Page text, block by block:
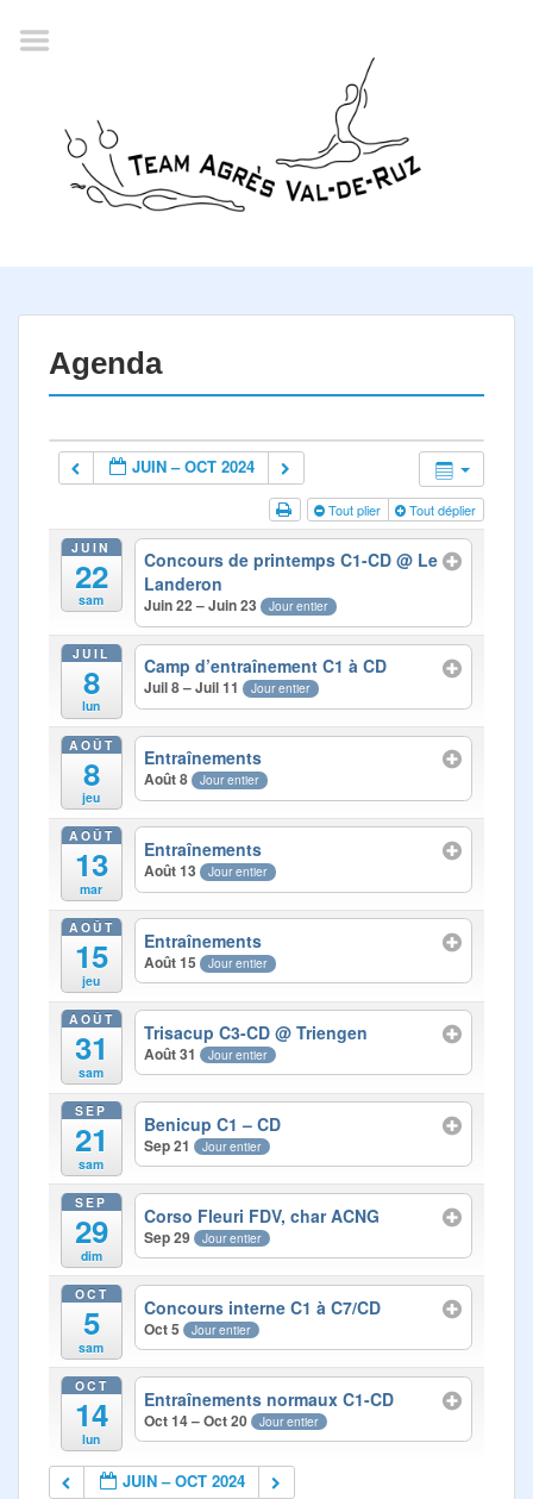
Agenda
JUIN – OCT 2024
Tout plier Tout déplier
JUIN
22
sam
Concours de printemps C1-CD@ Le
Landeron
Juin 22 – Juin 23 Jour entier
JUIL
8
lun
Camp d’entraînement C1 à CD
Juil 8 – Juil 11 Jour entier
AOÛT
8
jeu
Entraînements
Août 8 Jour entier
AOÛT
13
mar
Entraînements
Août 13 Jour entier
AOÛT
15
jeu
Entraînements
Août 15 Jour entier
AOÛT
31
sam
Trisacup C3-CD@ Triengen
Août 31 Jour entier
SEP
21
sam
Benicup C1 – CD
Sep 21 Jour entier
SEP
29
dim
Corso Fleuri FDV, char ACNG
Sep 29 Jour entier
OCT
5
sam
Concours interne C1 à C7/CD
Oct 5 Jour entier
OCT
14
lun
Entraînements normaux C1-CD
Oct 14 – Oct 20 Jour entier
JUIN – OCT 2024
Accueil
Championnat romand
2022
La société
Résultats
Inscription
Comité
Photos
Médias
Contact